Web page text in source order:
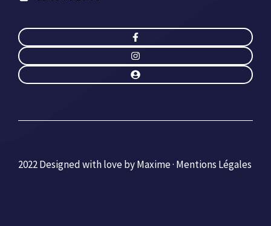
2022 Designed with love by Maxime · Mentions Légales